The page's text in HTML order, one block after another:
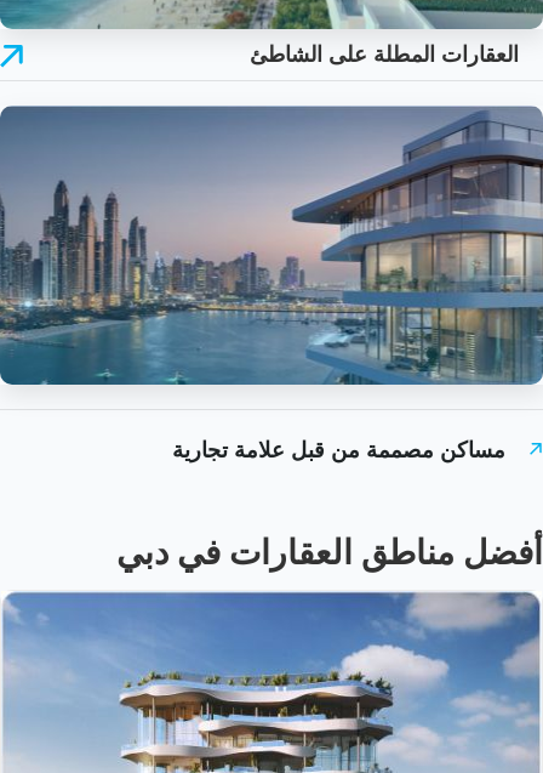
العقارات المطلة على الشاطئ
مساكن مصممة من قبل علامة تجارية
أفضل مناطق العقارات في دبي